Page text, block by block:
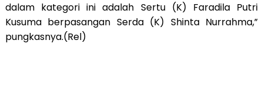
dalam kategori ini adalah Sertu (K) Faradila Putri
Kusuma berpasangan Serda (K) Shinta Nurrahma,”
pungkasnya.(Rel)